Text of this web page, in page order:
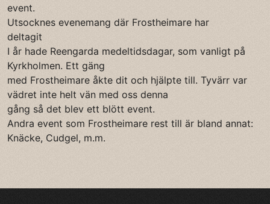
event.
Utsocknes evenemang där Frostheimare har
deltagit
I år hade Reengarda medeltidsdagar, som vanligt på
Kyrkholmen. Ett gäng
med Frostheimare åkte dit och hjälpte till. Tyvärr var
vädret inte helt vän med oss denna
gång så det blev ett blött event.
Andra event som Frostheimare rest till är bland annat:
Knäcke, Cudgel, m.m.